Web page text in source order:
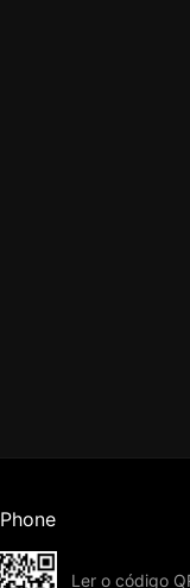
Phone
Ler o código